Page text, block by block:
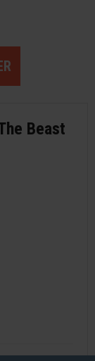
Beast